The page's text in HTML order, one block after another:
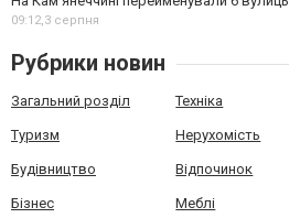
09:12,3 серпня
Рубрики новин
Загальний розділ Техніка
Туризм Нерухомість
Будівництво Відпочинок
Бізнес Меблі